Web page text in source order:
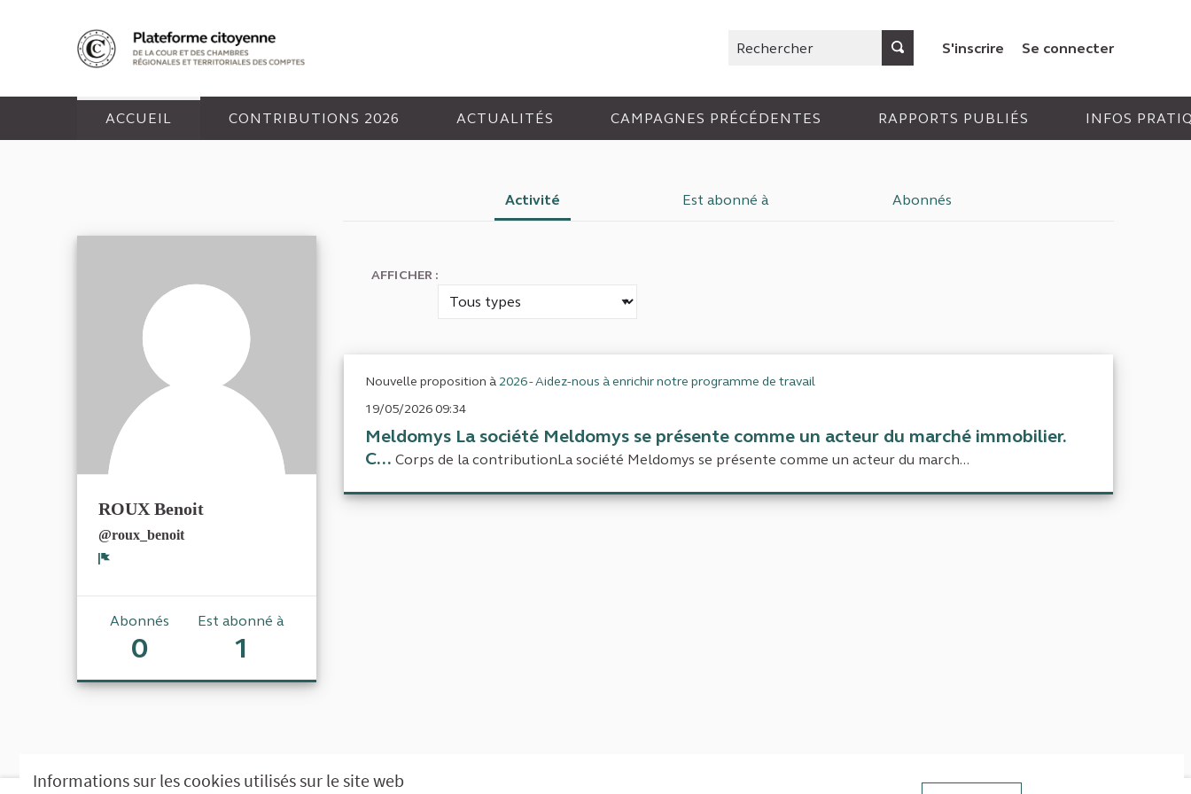
Informations sur les cookies utilisés sur le site web
Rechercher S'inscrire Se connecter
ACCUEIL CONTRIBUTIONS 2026 ACTUALITÉS CAMPAGNES PRÉCÉDENTES RAPPORTS PUBLIÉS INFOS
Activité Est abonné à Abonnés
ROUX Benoit
@roux_benoit
Abonnés
0
Est abonné à
1
AFFICHER :
Nouvelle proposition à2026 - Aidez-nous à enrichir notre programme de travail
19/05/2026 09:34
Meldomys La société Meldomys se présente comme un acteur du marché immobilier.
C... Corps de la contributionLa société Meldomys se présente comme un acteur du march...